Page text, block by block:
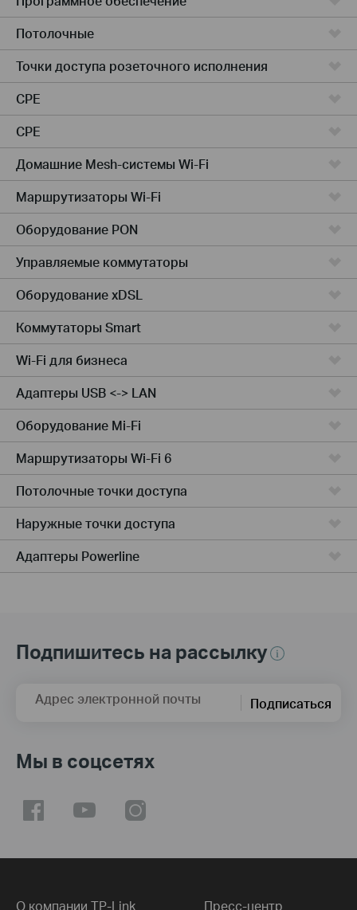
Потолочные
Точки доступа розеточного исполнения
CPE
CPE
Домашние Mesh-системы Wi-Fi
Маршрутизаторы Wi-Fi
Оборудование PON
Управляемые коммутаторы
Оборудование xDSL
Коммутаторы Smart
Wi-Fi для бизнеса
Адаптеры USB <-> LAN
Оборудование Mi-Fi
Маршрутизаторы Wi-Fi 6
Потолочные точки доступа
Наружные точки доступа
Адаптеры Powerline
Подпишитесь на рассылку
Адрес электронной почты Подписаться
Мы в соцсетях
О компании TP-Link Пресс-центр